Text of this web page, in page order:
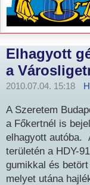
Elhagyott
a
2010.07.04. 15:18
A Szeretem
a Főkertnél is
elhagyott autóba.
területén a HDY-
gumikkal és
melyet utána